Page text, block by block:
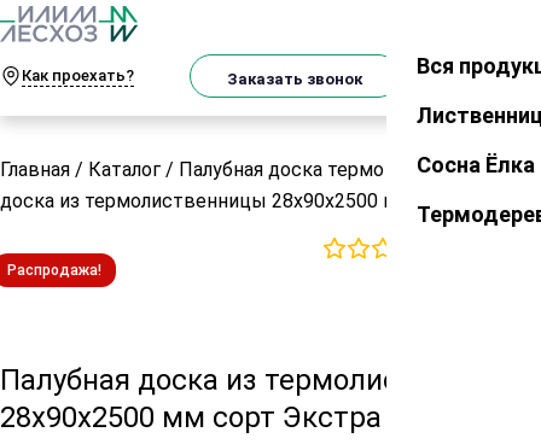
Как проехать? Заказать звонок Закрыть
Вся
Сосна Ёлка
Главная / Каталог / Палубная доска термо
Палубная
доска из термолиственницы 28х90х2500 мм сорт Экстра
Распродажа!
Палубная доска из термолиственницы
28х90х2500 мм сорт Экстра